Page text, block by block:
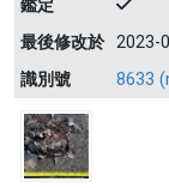
鑑定
最後修改於 2023-
識別號
8633